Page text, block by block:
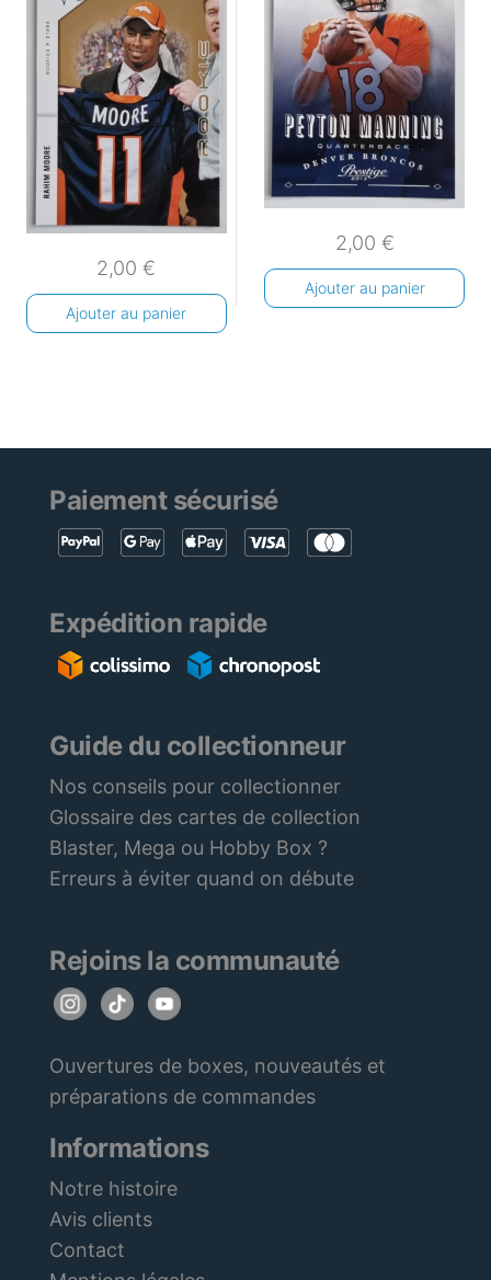
2,00€
Ajouter au panier
2,00 €
Ajouter au panier
Paiement sécurisé
Expédition rapide
Guide du collectionneur
Nos conseils pour collectionner
Glossaire des cartes de collection
Blaster, Mega ou Hobby Box ?
Erreurs à éviter quand on débute
Rejoins la communauté
Ouvertures de boxes, nouveautés et
préparations de commandes
Informations
Notre histoire
Avis clients
Contact